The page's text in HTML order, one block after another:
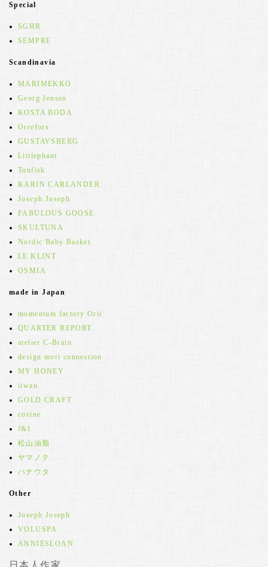
Special
SGHR
SEMPRE
Scandinavia
MARIMEKKO
Georg Jensen
KOSTA BODA
Orrefors
GUSTAVSBERG
Littlephant
Tonfisk
KARIN CARLANDER
Joseph Joseph
FABULOUS GOOSE
SKULTUNA
Nordic Baby Basket
LE KLINT
OSMIA
made in Japan
momentum factory Orii
QUARTER REPORT
atelier C-Brain
design mori connection
MY HONEY
iiwan
GOLD CRAFT
cosine
f&f
松山油脂
ヤマノテ
ハナウタ
Other
Joseph Joseph
VOLUSPA
ANNIESLOAN
日本人作家